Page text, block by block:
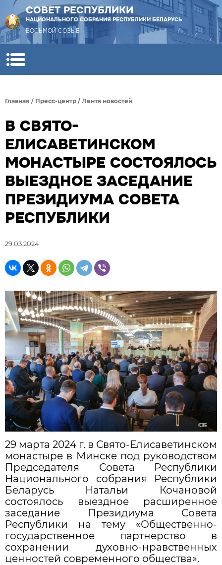
СОВЕТ РЕСПУБЛИКИ
НАЦИОНАЛЬНОГО СОБРАНИЯ РЕСПУБЛИКИ БЕЛАРУСЬ
ВОСЬМОЙ СОЗЫВ
Главная / Пресс-центр / Лента новостей
В СВЯТО-
ЕЛИСАВЕТИНСКОМ
МОНАСТЫРЕ СОСТОЯЛОСЬ
ВЫЕЗДНОЕ ЗАСЕДАНИЕ
ПРЕЗИДИУМА СОВЕТА
РЕСПУБЛИКИ
29.03.2024
29 марта 2024 г. в Свято-Елисаветинском
монастыре в Минске под руководством
Председателя Совета Республики
Национального собрания Республики
Беларусь Натальи Кочановой
состоялось выездное расширенное
заседание Президиума Совета
Республики на тему «Общественно-
государственное партнерство в
сохранении духовно-нравственных
ценностей современного общества».